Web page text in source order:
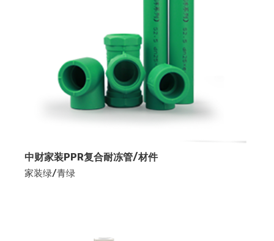
中财家装PPR复合耐冻管/材件
家装绿/青绿